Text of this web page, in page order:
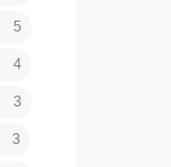
5
4
3
3